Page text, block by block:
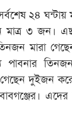
২৪
মাত্র ৩ জন।
মারা
পাবনার
গেছেন দুইজন